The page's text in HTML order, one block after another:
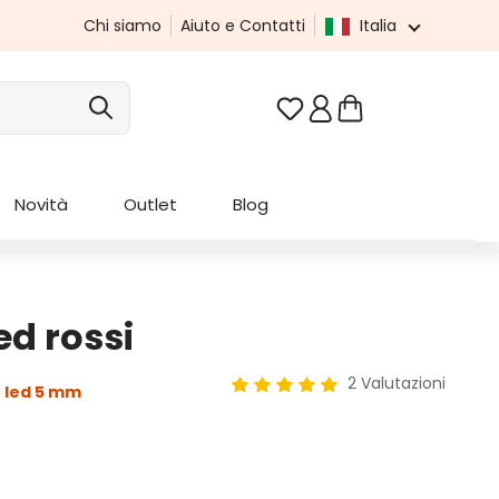
Chi siamo Aiuto e Contatti Italia
Hai 0 articoli nella
Novità Outlet Blog
rossi
5 mm 2 Valutazioni